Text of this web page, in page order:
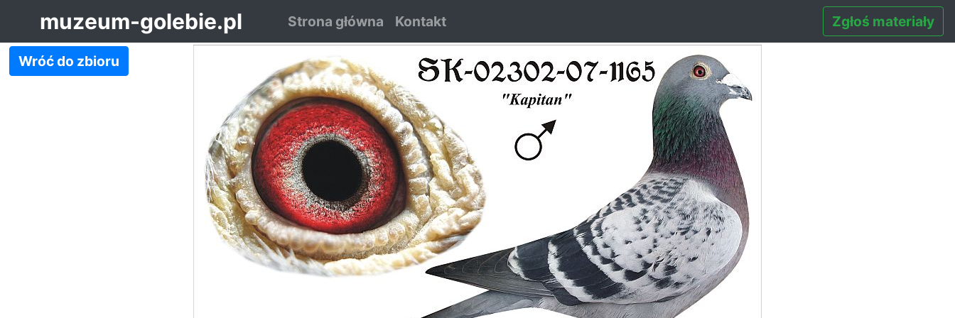
muzeum-golebie.pl Strona główna Kontakt Zgłoś materiały
Wróć do zbioru